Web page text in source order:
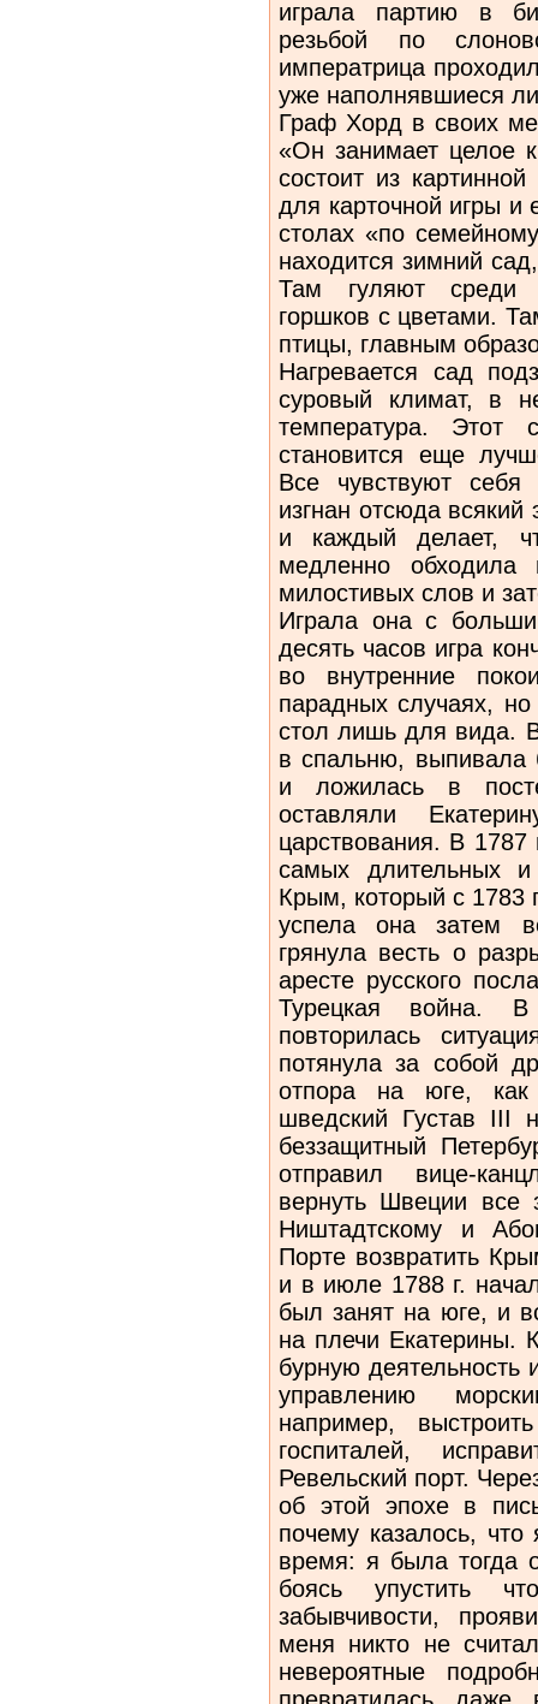
играла партию в
резьбой по
императрица
уже наполнявшиеся
Граф Хорд в своих
«Он занимает целое
состоит из
для карточной игры
столах «по
находится зимний
Там гуляют среди
горшков с цветами.
птицы, главным
Нагревается сад
суровый климат, в
температура. Этот
становится еще
Все чувствуют себя
изгнан отсюда всякий
и каждый делает,
медленно обходила
милостивых слов и
Играла она с
десять часов игра
во внутренние
парадных случаях,
стол лишь для вида.
в спальню, выпивала
и ложилась в
оставляли
царствования. В
самых длительных
Крым, который с 1783
успела она затем
грянула весть о
аресте русского
Турецкая война. В
повторилась
потянула за собой
отпора на юге, как
шведский Густав III
беззащитный
отправил вице-
вернуть Швеции все
Ништадтскому и
Порте возвратить
и в июле 1788 г.
был занят на юге, и
на плечи Екатерины.
бурную
управлению
например,
госпиталей,
Ревельский порт.
об этой эпохе в
почему казалось,
время: я была тогда
боясь упустить
забывчивости,
меня никто не
невероятные